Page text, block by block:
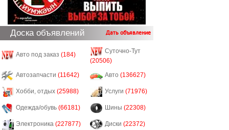
Доска объявлений Дать объявление
Авто под заказ (184)
Суточно-Тут
(20506)
Автозапчасти (11642) Авто (136627)
Хобби, отдых (25988) Услуги (71976)
Одежда/обувь (66181) Шины (22308)
Электроника (227877) Диски (22372)